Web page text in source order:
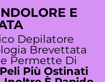
E
Depilatore
Brevettata
Permette Di
Peli Più Ostinati